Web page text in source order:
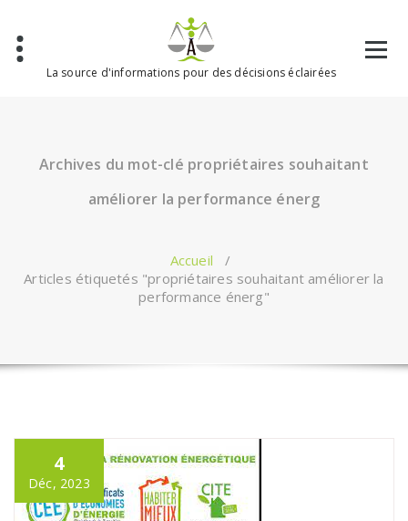
contenu
La source d'informations pour des décisions éclairées
Archives du mot-clé propriétaires souhaitant
améliorer la performance énerg
Accueil /
Articles étiquetés "propriétaires souhaitant améliorer la
performance énerg"
4
Déc, 2023